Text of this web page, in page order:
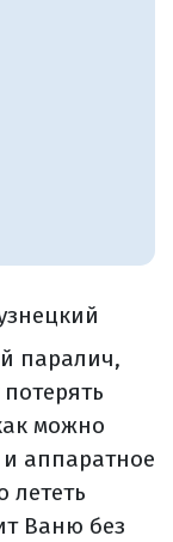
паралич,
можно
аппаратное
лететь
Ваню без